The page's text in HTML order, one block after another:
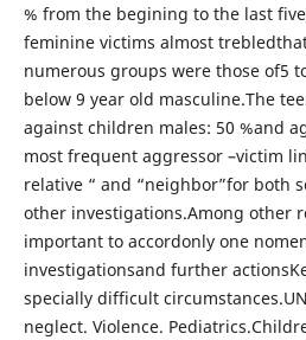
% from the begining to the last
feminine victims almost
numerous groups were those of5
below 9 year old masculine.The
against children males: 50 %and
most frequent aggressor –victim
relative “ and “neighbor”for both
other investigations.Among other
important to accordonly one
investigationsand further
specially difficult
neglect. Violence.